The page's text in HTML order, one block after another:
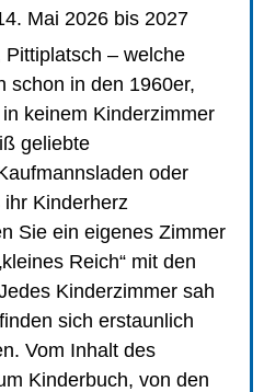
Mai 2026 bis 2027
– welche
schon in den 1960er,
keinem Kinderzimmer
geliebte
oder
Kinderherz
Sie ein eigenes Zimmer
Reich“ mit den
Kinderzimmer sah
sich erstaunlich
Vom Inhalt des
Kinderbuch, von den